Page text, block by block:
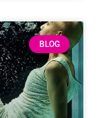
BLOG